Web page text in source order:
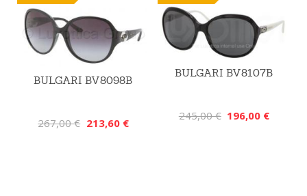
BULGARI BV8098B
267,00 € 213,60 €
BULGARI BV8107B
245,00 € 196,00 €